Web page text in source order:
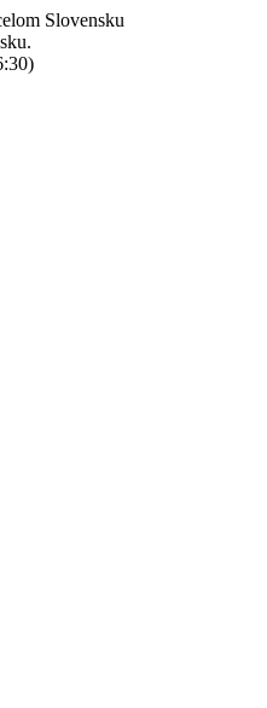
Slovensku